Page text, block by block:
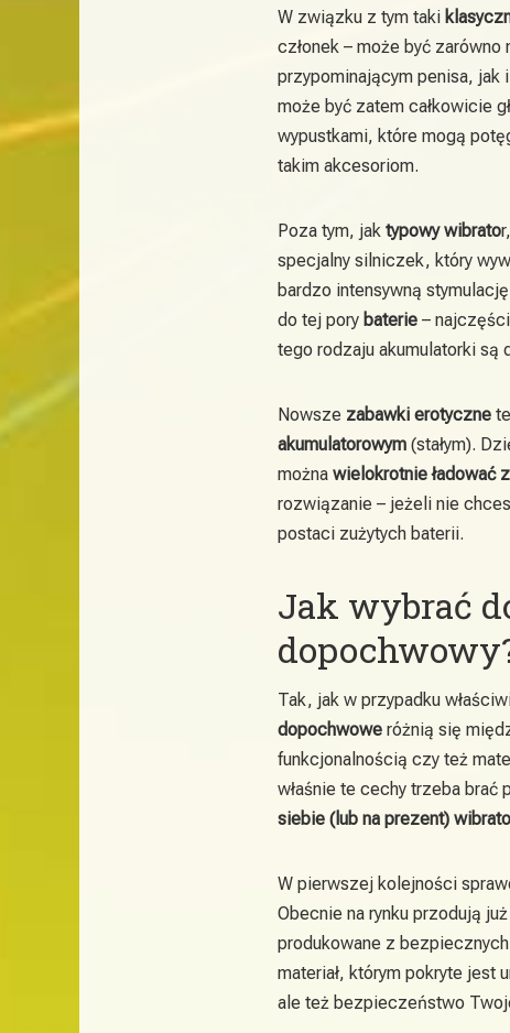
W związku z tym taki
członek – może być zarówno
przypominającym penisa, jak
może być zatem całkowicie
wypustkami, które mogą
takim akcesoriom.
Poza tym, jak typowy wibrato
specjalny silniczek, który
bardzo intensywną
do tej pory baterie –
tego rodzaju akumulatorki są
Nowsze zabawki erotyczne
akumulatorowym (stałym).
można wielokrotnie ładować
rozwiązanie – jeżeli nie
postaci zużytych baterii.
Jak wybrać
Tak, jak w przypadku
dopochwowe różnią się
funkcjonalnością czy też
właśnie te cechy trzeba brać
siebie (lub na prezent)
W pierwszej kolejności
Obecnie na rynku przodują
produkowane z
materiał, którym pokryte jest
ale też bezpieczeństwo